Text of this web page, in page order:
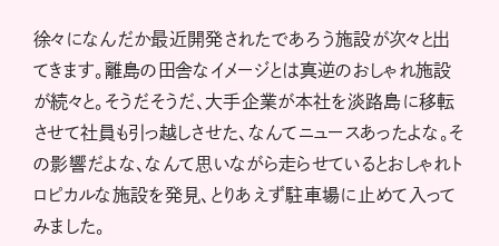
徐々になんだか最近開発されたであろう施設が次々と出
てきます。離島の田舎なイメージとは真逆のおしゃれ施設
が続々と。そうだそうだ、大手企業が本社を淡路島に移転
させて社員も引っ越しさせた、なんてニュースあったよな。そ
の影響だよな、なんて思いながら走らせているとおしゃれト
ロピカルな施設を発見、とりあえず駐車場に止めて入って
みました。